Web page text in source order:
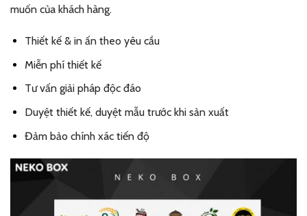
muốn của khách hàng.
Thiết kế & in ấn theo yêu cầu
Miễn phí thiết kế
Tư vấn giải pháp độc đáo
Duyệt thiết kế, duyệt mẫu trước khi sản xuất
Đảm bảo chính xác tiến độ